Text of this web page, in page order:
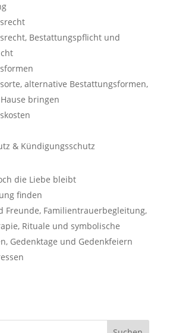
Bestattungspflicht und
alternative Bestattungsformen,
bringen
& Kündigungsschutz
die Liebe bleibt
finden
Freunde, Familientrauerbegleitung,
Rituale und symbolische
Gedenktage und Gedenkfeiern